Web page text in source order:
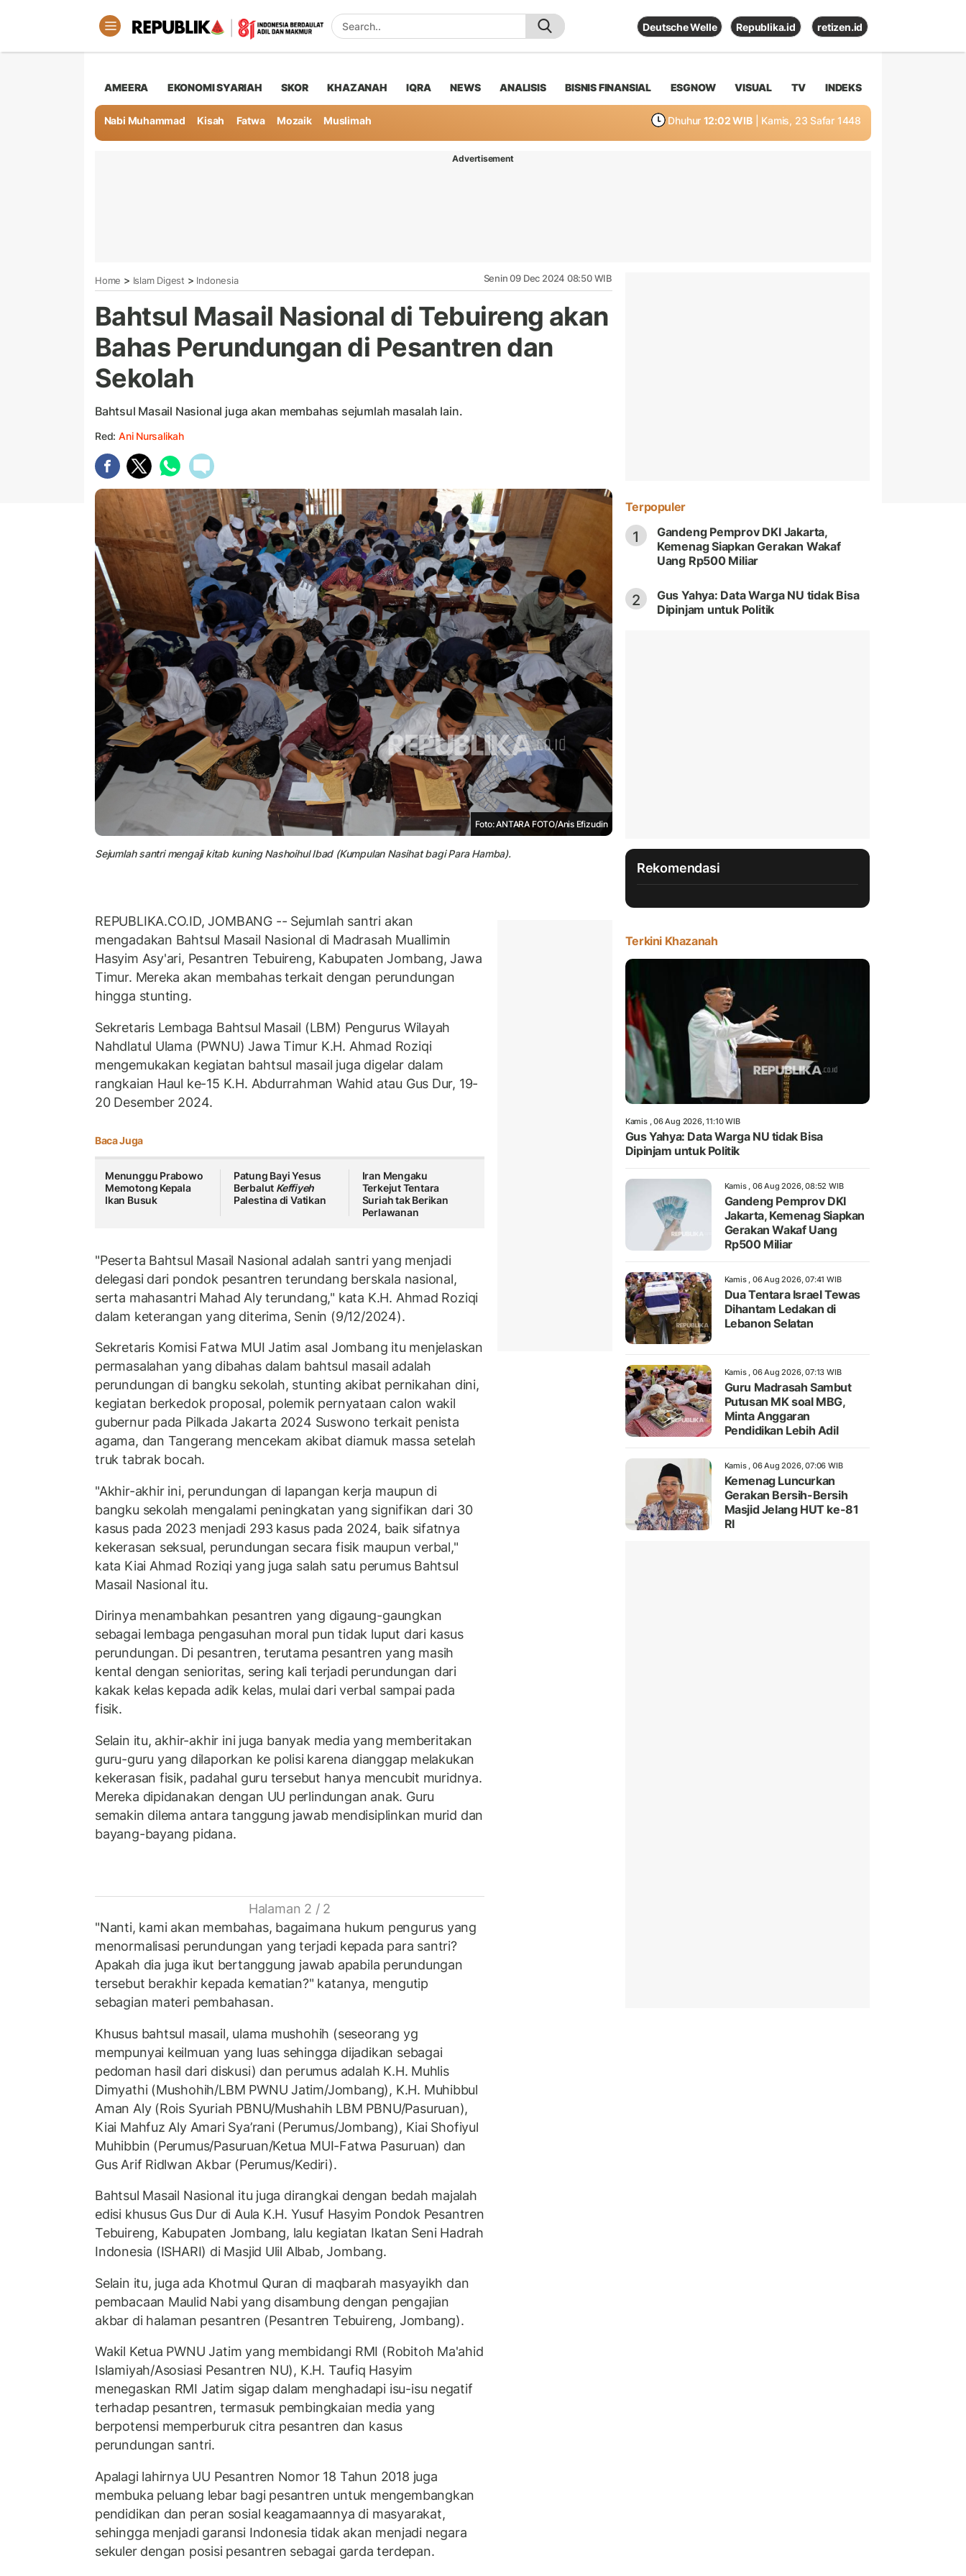
Deutsche Welle Republika.id retizen.id
AMEERA EKONOMI SYARIAH SKOR KHAZANAH IQRA NEWS ANALISIS BISNIS FINANSIAL ESGNOW VISUAL TV INDEKS
Nabi Muhammad Kisah Fatwa Mozaik Muslimah Dhuhur 12:02 WIB | Kamis, 23 Safar 1448
Advertisement
Home > Islam Digest > Indonesia Senin 09 Dec 2024 08:50 WIB
Bahtsul Masail Nasional di Tebuireng akan
Bahas Perundungan di Pesantren dan
Sekolah
Bahtsul Masail Nasional juga akan membahas sejumlah masalah lain.
Red: Ani Nursalikah
Foto: ANTARA FOTO/Anis Efizudin
Sejumlah santri mengaji kitab kuning Nashoihul Ibad (Kumpulan Nasihat bagi Para Hamba).
REPUBLIKA.CO.ID, JOMBANG -- Sejumlah santri akan
mengadakan Bahtsul Masail Nasional di Madrasah Muallimin
Hasyim Asy'ari, Pesantren Tebuireng, Kabupaten Jombang, Jawa
Timur. Mereka akan membahas terkait dengan perundungan
hingga stunting.
Sekretaris Lembaga Bahtsul Masail (LBM) Pengurus Wilayah
Nahdlatul Ulama (PWNU) Jawa Timur K.H. Ahmad Roziqi
mengemukakan kegiatan bahtsul masail juga digelar dalam
rangkaian Haul ke-15 K.H. Abdurrahman Wahid atau Gus Dur, 19-
20 Desember 2024.
Baca Juga
Menunggu Prabowo
Memotong Kepala
Ikan Busuk
Patung Bayi Yesus
Berbalut Keffiyeh
Palestina di Vatikan
Iran Mengaku
Terkejut Tentara
Suriah tak Berikan
Perlawanan
"Peserta Bahtsul Masail Nasional adalah santri yang menjadi
delegasi dari pondok pesantren terundang berskala nasional,
serta mahasantri Mahad Aly terundang," kata K.H. Ahmad Roziqi
dalam keterangan yang diterima, Senin (9/12/2024).
Sekretaris Komisi Fatwa MUI Jatim asal Jombang itu menjelaskan
permasalahan yang dibahas dalam bahtsul masail adalah
perundungan di bangku sekolah, stunting akibat pernikahan dini,
kegiatan berkedok proposal, polemik pernyataan calon wakil
gubernur pada Pilkada Jakarta 2024 Suswono terkait penista
agama, dan Tangerang mencekam akibat diamuk massa setelah
truk tabrak bocah.
"Akhir-akhir ini, perundungan di lapangan kerja maupun di
bangku sekolah mengalami peningkatan yang signifikan dari 30
kasus pada 2023 menjadi 293 kasus pada 2024, baik sifatnya
kekerasan seksual, perundungan secara fisik maupun verbal,"
kata Kiai Ahmad Roziqi yang juga salah satu perumus Bahtsul
Masail Nasional itu.
Dirinya menambahkan pesantren yang digaung-gaungkan
sebagai lembaga pengasuhan moral pun tidak luput dari kasus
perundungan. Di pesantren, terutama pesantren yang masih
kental dengan senioritas, sering kali terjadi perundungan dari
kakak kelas kepada adik kelas, mulai dari verbal sampai pada
fisik.
Selain itu, akhir-akhir ini juga banyak media yang memberitakan
guru-guru yang dilaporkan ke polisi karena dianggap melakukan
kekerasan fisik, padahal guru tersebut hanya mencubit muridnya.
Mereka dipidanakan dengan UU perlindungan anak. Guru
semakin dilema antara tanggung jawab mendisiplinkan murid dan
bayang-bayang pidana.
Halaman 2 / 2
"Nanti, kami akan membahas, bagaimana hukum pengurus yang
menormalisasi perundungan yang terjadi kepada para santri?
Apakah dia juga ikut bertanggung jawab apabila perundungan
tersebut berakhir kepada kematian?" katanya, mengutip
sebagian materi pembahasan.
Khusus bahtsul masail, ulama mushohih (seseorang yg
mempunyai keilmuan yang luas sehingga dijadikan sebagai
pedoman hasil dari diskusi) dan perumus adalah K.H. Muhlis
Dimyathi (Mushohih/LBM PWNU Jatim/Jombang), K.H. Muhibbul
Aman Aly (Rois Syuriah PBNU/Mushahih LBM PBNU/Pasuruan),
Kiai Mahfuz Aly Amari Sya’rani (Perumus/Jombang), Kiai Shofiyul
Muhibbin (Perumus/Pasuruan/Ketua MUI-Fatwa Pasuruan) dan
Gus Arif Ridlwan Akbar (Perumus/Kediri).
Bahtsul Masail Nasional itu juga dirangkai dengan bedah majalah
edisi khusus Gus Dur di Aula K.H. Yusuf Hasyim Pondok Pesantren
Tebuireng, Kabupaten Jombang, lalu kegiatan Ikatan Seni Hadrah
Indonesia (ISHARI) di Masjid Ulil Albab, Jombang.
Selain itu, juga ada Khotmul Quran di maqbarah masyayikh dan
pembacaan Maulid Nabi yang disambung dengan pengajian
akbar di halaman pesantren (Pesantren Tebuireng, Jombang).
Wakil Ketua PWNU Jatim yang membidangi RMI (Robitoh Ma'ahid
Islamiyah/Asosiasi Pesantren NU), K.H. Taufiq Hasyim
menegaskan RMI Jatim sigap dalam menghadapi isu-isu negatif
terhadap pesantren, termasuk pembingkaian media yang
berpotensi memperburuk citra pesantren dan kasus
perundungan santri.
Apalagi lahirnya UU Pesantren Nomor 18 Tahun 2018 juga
membuka peluang lebar bagi pesantren untuk mengembangkan
pendidikan dan peran sosial keagamaannya di masyarakat,
sehingga menjadi garansi Indonesia tidak akan menjadi negara
sekuler dengan posisi pesantren sebagai garda terdepan.
Terpopuler
1
Gandeng Pemprov DKI Jakarta,
Kemenag Siapkan Gerakan Wakaf
Uang Rp500 Miliar
2
Gus Yahya: Data Warga NU tidak Bisa
Dipinjam untuk Politik
Rekomendasi
Terkini Khazanah
Kamis , 06 Aug 2026, 11:10 WIB
Gus Yahya: Data Warga NU tidak Bisa
Dipinjam untuk Politik
Kamis , 06 Aug 2026, 08:52 WIB
Gandeng Pemprov DKI
Jakarta, Kemenag Siapkan
Gerakan Wakaf Uang
Rp500 Miliar
Kamis , 06 Aug 2026, 07:41 WIB
Dua Tentara Israel Tewas
Dihantam Ledakan di
Lebanon Selatan
Kamis , 06 Aug 2026, 07:13 WIB
Guru Madrasah Sambut
Putusan MK soal MBG,
Minta Anggaran
Pendidikan Lebih Adil
Kamis , 06 Aug 2026, 07:06 WIB
Kemenag Luncurkan
Gerakan Bersih-Bersih
Masjid Jelang HUT ke-81
RI